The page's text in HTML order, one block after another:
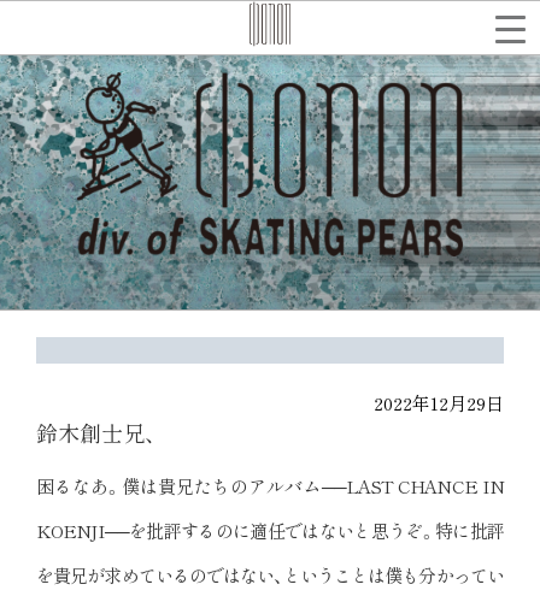
テ
ン
ツ
へ
ス
キ
ッ
プ
検
索
2022年12月29日
鈴木創士兄、
困るなあ。僕は貴兄たちのアルバム──LAST CHANCE IN
KOENJI──を批評するのに適任ではないと思うぞ。特に批評
を貴兄が求めているのではない、ということは僕も分かってい